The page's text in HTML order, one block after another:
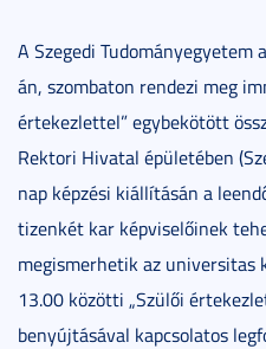
A Szegedi
án, szombaton rendezi meg
értekezlettel” egybekötött
Rektori Hivatal épületében
nap képzési kiállításán a
tizenkét kar képviselőinek
megismerhetik az universitas
13.00 közötti „Szülői
benyújtásával kapcsolatos